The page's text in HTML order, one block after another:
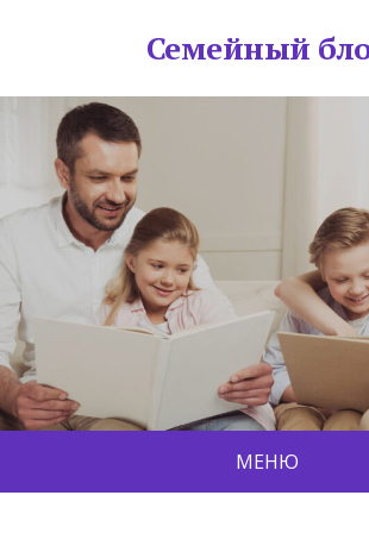
Семейный
МЕНЮ